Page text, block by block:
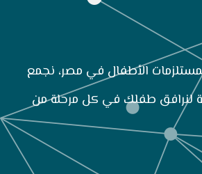
الأطفال في مصر، نجمع
لنرافق طفلك في كل مرحلة من